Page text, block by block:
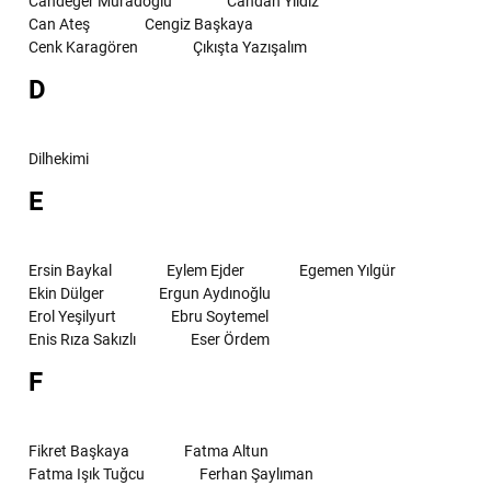
Can Ateş
Cengiz Başkaya
Cenk Karagören
Çıkışta Yazışalım
D
Dilhekimi
E
Ersin Baykal Eylem Ejder
Egemen Yılgür
Ekin Dülger
Ergun Aydınoğlu
Erol Yeşilyurt
Ebru Soytemel
Enis Rıza Sakızlı
Eser Ördem
F
Fikret Başkaya
Fatma Altun
Fatma Işık Tuğcu
Ferhan Şaylıman